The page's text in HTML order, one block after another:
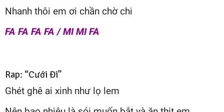
Nhanh thôi em ơi chần chờ chi
FA FA FA FA / MI MI FA
Rap: “Cưới Đi”
Ghét ghê ai xinh như lọ lem